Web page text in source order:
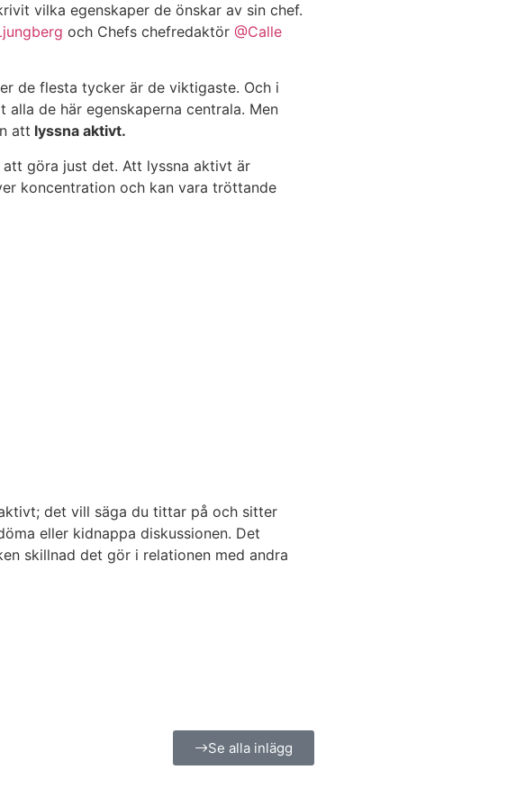
vilka egenskaper de önskar av sin chef.
och Chefs chefredaktör @Calle
de flesta tycker är de viktigaste. Och i
de här egenskaperna centrala. Men
att lyssna aktivt.
göra just det. Att lyssna aktivt är
koncentration och kan vara tröttande
det vill säga du tittar på och sitter
eller kidnappa diskussionen. Det
skillnad det gör i relationen med andra
Se alla inlägg